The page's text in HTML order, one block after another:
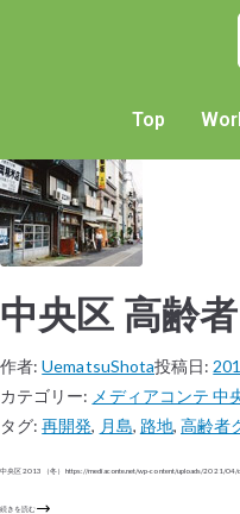
Top
中央区 高齢
作者:UematsuShota投稿日:
カテゴリー: メディアコンテ 中
タグ:再開発, 月島, 路地,高齢者
中央区 2013（冬） https://mediaconte.net/wp-content/uploads/2021/04/
続きを読む